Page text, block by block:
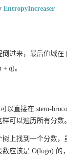
EntropyIncreaser
倒过来，最后值域在
+ q)。
以直接在 stern-
可以遍历所有分数。
树上找到一个分数
数应该是 O(logn) 的